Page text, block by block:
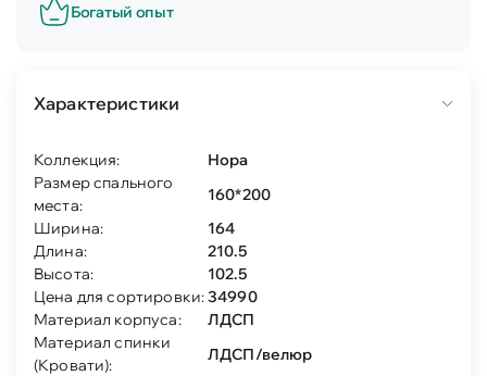
Богатый опыт
Характеристики
Коллекция:
Нора
Размер спального
места:
160*200
Ширина:
164
Длина:
210.5
Высота:
102.5
Цена для сортировки:34990
Материал корпуса:
ЛДСП
Материал спинки
(Кровати):
ЛДСП/велюр